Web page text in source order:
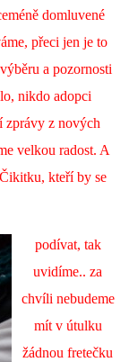
domluvené
přeci jen je to
a pozornosti
nikdo adopci
zprávy z nových
velkou radost. A
kteří by se
podívat, tak
uvidíme.. za
chvíli nebudeme
mít v útulku
žádnou fretečku